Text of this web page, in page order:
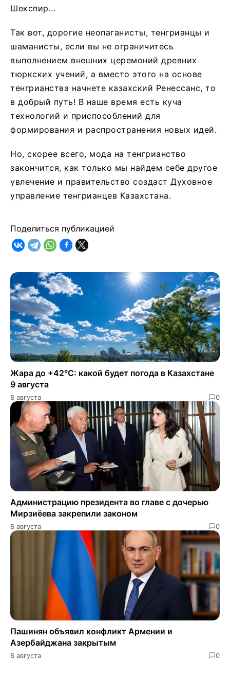
Шекспир…
Так вот, дорогие неопаганисты, тенгрианцы и
шаманисты, если вы не ограничитесь
выполнением внешних церемоний древних
тюркских учений, а вместо этого на основе
тенгрианства начнете казахский Ренессанс, то
в добрый путь! В наше время есть куча
технологий и приспособлений для
формирования и распространения новых идей.
Но, скорее всего, мода на тенгрианство
закончится, как только мы найдем себе другое
увлечение и правительство создаст Духовное
управление тенгрианцев Казахстана.
Поделиться публикацией
Жара до +42°C: какой будет погода в Казахстане
9 августа
8 августа 0
Администрацию президента во главе с дочерью
Мирзиёева закрепили законом
8 августа 0
Пашинян объявил конфликт Армении и
Азербайджана закрытым
8 августа 0